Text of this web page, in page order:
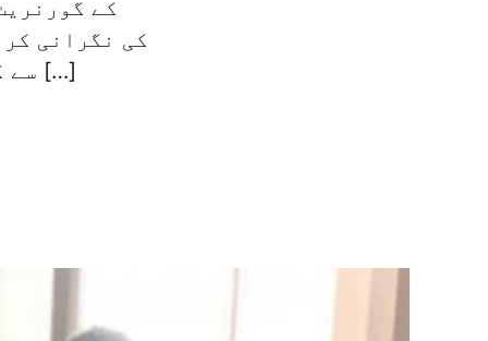
کی نگرانی
سے کہا تھا کہ شمال مغربی شام میں اس تنظیم کے رہنماؤں پر وہ […]